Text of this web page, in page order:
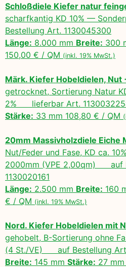
Schloßdiele Kiefer natur
scharfkantig KD 10% —
Bestellung Art. 1130045300
Länge: 8.000 mm Breite: 300
150,00 € / QM (inkl. 19% MwSt.)
Märk. Kiefer Hobeldielen, Nut
getrocknet, Sortierung Natur
2% lieferbar Art.
Stärke: 33 mm 108,80 € / QM
20mm Massivholzdiele Eiche
Nut/Feder und Fase, KD ca.
2000mm (VPE 2,00qm) auf
1130020161
Länge: 2.500 mm Breite: 160
€ / QM (inkl. 19% MwSt.)
Nord. Kiefer Hobeldielen mit
gehobelt, B-Sortierung ohne
(4 St./VE) auf Bestellung Art.
Breite: 145 mm Stärke: 27